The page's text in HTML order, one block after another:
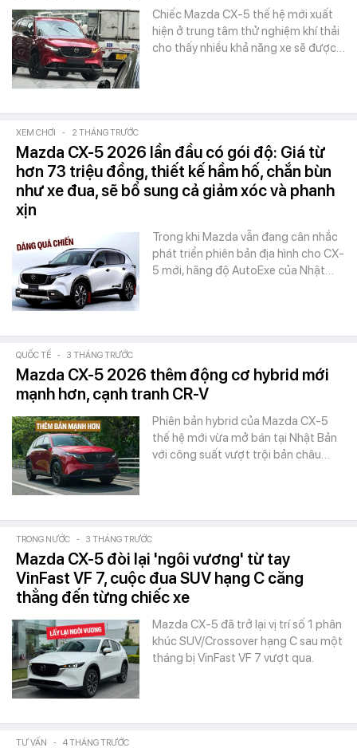
Chiếc Mazda CX-5 thế hệ mới xuất
hiện ở trung tâm thử nghiệm khí thải
cho thấy nhiều khả năng xe sẽ được…
XEM CHƠI - 2 THÁNG TRƯỚC
Mazda CX-5 2026 lần đầu có gói độ: Giá từ
hơn 73 triệu đồng, thiết kế hầm hố, chắn bùn
như xe đua, sẽ bổ sung cả giảm xóc và phanh
xịn
Trong khi Mazda vẫn đang cân nhắc
phát triển phiên bản địa hình cho CX-
5 mới, hãng độ AutoExe của Nhật…
QUỐC TẾ - 3 THÁNG TRƯỚC
Mazda CX-5 2026 thêm động cơ hybrid mới
mạnh hơn, cạnh tranh CR-V
Phiên bản hybrid của Mazda CX-5
thế hệ mới vừa mở bán tại Nhật Bản
với công suất vượt trội bản châu…
TRONG NƯỚC - 3 THÁNG TRƯỚC
Mazda CX-5 đòi lại 'ngôi vương' từ tay
VinFast VF 7, cuộc đua SUV hạng C căng
thẳng đến từng chiếc xe
Mazda CX-5 đã trở lại vị trí số 1 phân
khúc SUV/Crossover hạng C sau một
tháng bị VinFast VF 7 vượt qua.
TƯ VẤN - 4 THÁNG TRƯỚC